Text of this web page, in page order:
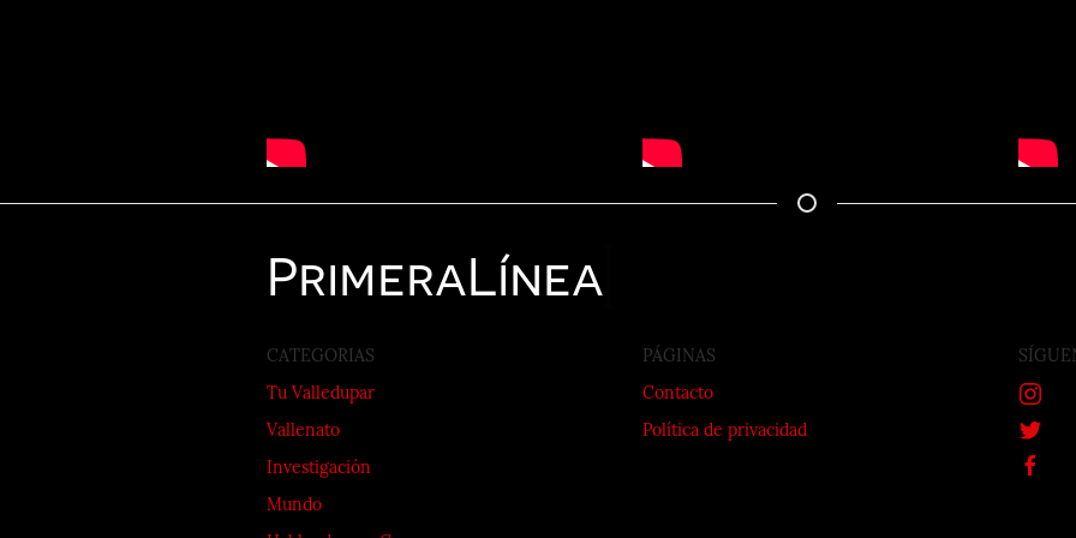
PrimeraLínea
CATEGORIAS
Tu Valledupar
Vallenato
Investigación
Mundo
PÁGINAS
Contacto
Política de privacidad